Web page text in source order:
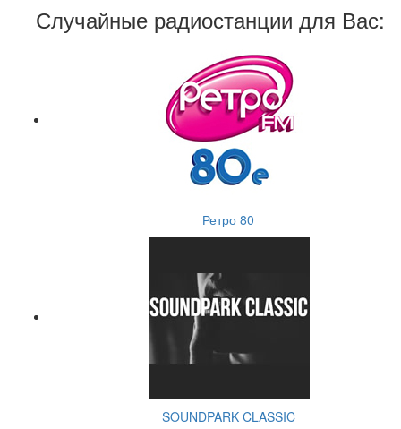
Случайные радиостанции для Вас:
Ретро 80
SOUNDPARK CLASSIC